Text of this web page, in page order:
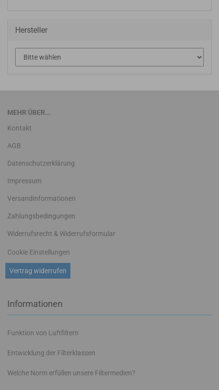
Hersteller
MEHR ÜBER...
Kontakt
AGB
Datenschutzerklärung
Impressum
Versandinformationen
Zahlungsbedingungen
Widerrufsrecht & Widerrufsformular
Vertrag widerrufen
Cookie Einstellungen
Informationen
Funktion von Luftfiltern
Entwicklung der Filterklassen
Welche Norm erfüllen unsere Filtermedien?